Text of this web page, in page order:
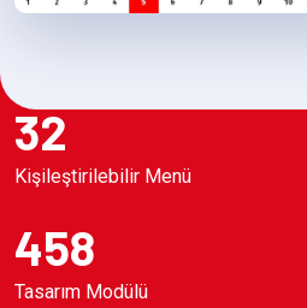
32
Kişileştirilebilir Menü
458
Tasarım Modülü